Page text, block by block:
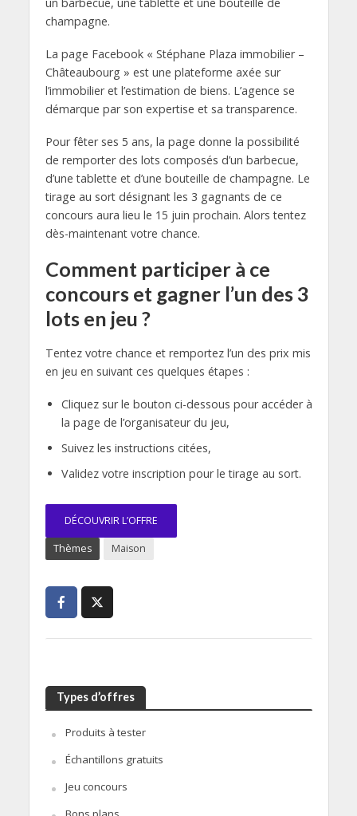
champagne.
La page Facebook « Stéphane Plaza immobilier –
Châteaubourg » est une plateforme axée sur
l’immobilier et l’estimation de biens. L’agence se
démarque par son expertise et sa transparence.
Pour fêter ses 5 ans, la page donne la possibilité
de remporter des lots composés d’un barbecue,
d’une tablette et d’une bouteille de champagne. Le
tirage au sort désignant les 3 gagnants de ce
concours aura lieu le 15 juin prochain. Alors tentez
dès-maintenant votre chance.
Comment participer à ce
concours et gagner l’un des 3
lots en jeu ?
Tentez votre chance et remportez l’un des prix mis
en jeu en suivant ces quelques étapes :
Cliquez sur le bouton ci-dessous pour accéder à
la page de l’organisateur du jeu,
Suivez les instructions citées,
Validez votre inscription pour le tirage au sort.
DÉCOUVRIR L’OFFRE
Thèmes Maison
Types d’offres
Produits à tester
Échantillons gratuits
Jeu concours